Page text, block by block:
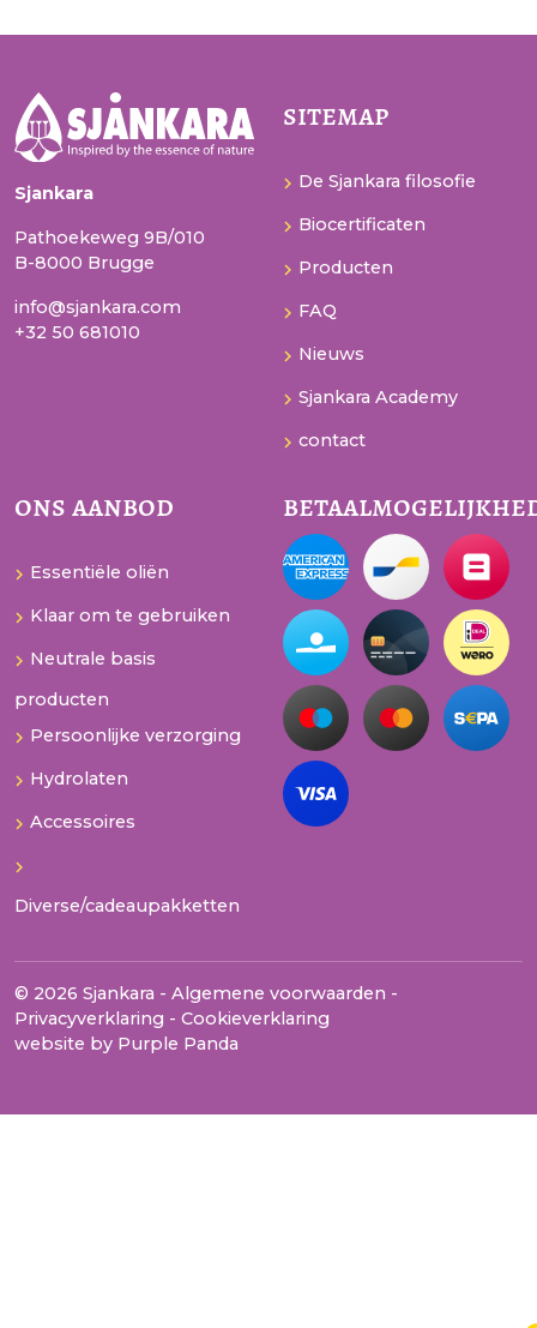
Sjankara
Pathoekeweg 9B/010
B-8000 Brugge
info@sjankara.com
+32 50 681010
sitemap
De Sjankara filosofie
Biocertificaten
Producten
FAQ
Nieuws
Sjankara Academy
contact
ons aanbod
Essentiële oliën
Klaar om te gebruiken
Neutrale basis
producten
Persoonlijke verzorging
Hydrolaten
Accessoires
Diverse/cadeaupakketten
© 2026 Sjankara - Algemene voorwaarden -
Privacyverklaring - Cookieverklaring
website by Purple Panda